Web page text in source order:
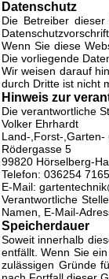
Datenschutz
Die Betreiber
Wenn Sie diese
Die vorliegende
Wir weisen darauf
durch Dritte ist nicht
Hinweis zur
Die verantwortliche
Volker Ehrhardt
Land-,Forst-,Garten-
Rödergasse 5
99820 Hörselberg-
Telefon: 036254
E-Mail:
Verantwortliche
Namen, E-Mail-
Speicherdauer
Soweit innerhalb
entfällt. Wenn Sie
zulässigen Gründe